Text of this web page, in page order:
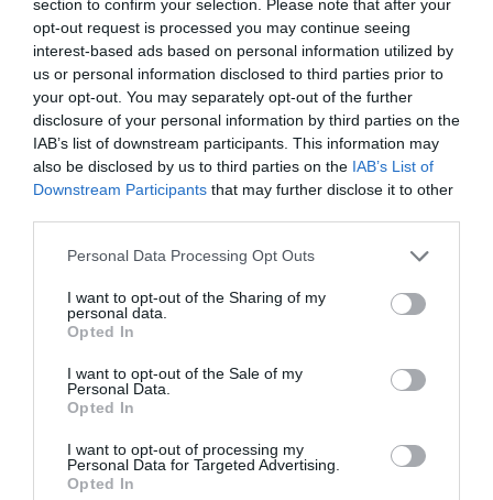
section to confirm your selection. Please note that after your
opt-out request is processed you may continue seeing
interest-based ads based on personal information utilized by
us or personal information disclosed to third parties prior to
your opt-out. You may separately opt-out of the further
disclosure of your personal information by third parties on the
IAB’s list of downstream participants. This information may
also be disclosed by us to third parties on the IAB’s List of
Downstream Participants that may further disclose it to other
Personal Data Processing Opt Outs
I want to opt-out of the Sharing of my
personal data.
Opted In
I want to opt-out of the Sale of my
Personal Data.
Opted In
I want to opt-out of processing my
Personal Data for Targeted Advertising.
Opted In
Μαρίνα της Κω, είναι αποτέλεσμα ενός ολοκληρωμένου
σχεδίου προβολής και διεθνών συνεργασιών όπως:
-Η στοχευμένη και ισχυρή παρουσία στις μεγαλύτερες
εκθέσεις θαλάσσιου τουρισμού στον κόσμο (Genoa Boat
Show, Amsterdam Mets Trade και Dusseldorf Boat Show)
-Η συνεργασία με τις μεγαλύτερες διαδικτυακές
πλατφόρμες κρατήσεων
-Οι στρατηγικές συνεργασίες της Μαρίνας Κω με τον
όμιλο Setur, που εκμεταλλεύεται 11 Μαρίνες στην
Τουρκία και τον όμιλο D-MARIN που εκμεταλλεύεται 11
Έχει ήδη προγραμματιστεί η παρουσία της Μαρίνας Κω
Παγκόσμιας Ένωσης Μαρινών από 25-27/10 που
διοργανώνεται για πρώτη φορά στην Ελλάδα, αλλά και η
Βαρκελώνης, Ντουμπάι και Λονδίνου.